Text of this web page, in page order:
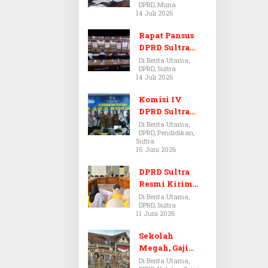
Dugaan Jual
Beli Tanah
Bermasalah di
Muna
DPRD, Muna
14 Juli 2026
Rapat Pansus
DPRD Sultra
Diskors Dua
Kali Akibat
Ketidakhadira
n Pj Sekda
Di Berita Utama,
DPRD, Sultra
14 Juli 2026
Komisi IV
DPRD Sultra
Kawal Hak
Guru,
Rencanakan
Pendidikan
Di Berita Utama,
DPRD, Pendidikan,
Sultra
15 Juni 2026
DPRD Sultra
Resmi Kirim
Aspirasi Tolak
Peraturan
BPOM No. 5
Tahun 2026 ke
Komisi IX DPR
Di Berita Utama,
DPRD, Sultra
11 Juni 2026
Sekolah
Megah, Gaji
Guru Berdarah-
Di Berita Utama,